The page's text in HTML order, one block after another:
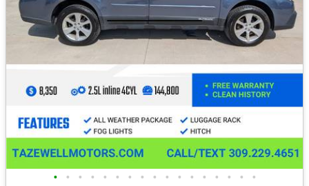
• • • • • • • • • • • • • • • • •